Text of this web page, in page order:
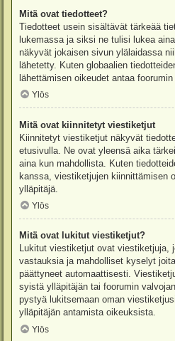
Mitä ovat tiedotteet?
Tiedotteet usein sisältävät tärkeää
lukemassa ja siksi ne tulisi lukea
näkyvät jokaisen sivun ylälaidassa
lähetetty. Kuten globaalien
lähettämisen oikeudet antaa foorumin
Ylös
Mitä ovat kiinnitetyt viestiketjut
Kiinnitetyt viestiketjut näkyvät
etusivulla. Ne ovat yleensä aika
aina kun mahdollista. Kuten
kanssa, viestiketjujen kiinnittämisen
ylläpitäjä.
Ylös
Mitä ovat lukitut viestiketjut?
Lukitut viestiketjut ovat viestiketjuja,
vastauksia ja mahdolliset kyselyt
päättyneet automaattisesti.
syistä ylläpitäjän tai foorumin
pystyä lukitsemaan oman
ylläpitäjän antamista oikeuksista.
Ylös